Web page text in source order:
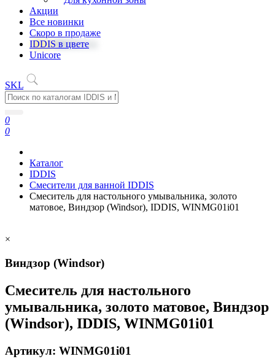
Акции
Все новинки
Скоро в продаже
IDDIS в цвете
Unicore
SKL
0
0
Каталог
IDDIS
Смесители для ванной IDDIS
Смеситель для настольного умывальника, золото
матовое, Виндзор (Windsor), IDDIS, WINMG01i01
×
Виндзор (Windsor)
Смеситель для настольного
умывальника, золото матовое, Виндзор
(Windsor), IDDIS, WINMG01i01
Артикул: WINMG01i01